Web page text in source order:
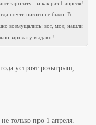
зарплату - и как раз 1 апреля!
почти никого не было. В
возмущались: вот, мол, нашли
зарплату выдают!
устроят розыгрыш,
только про 1 апреля.